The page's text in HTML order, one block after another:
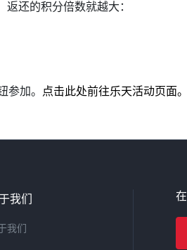
还的积分倍数就越大：
参加。
点击此处前往乐天活动页面。
我们
我们